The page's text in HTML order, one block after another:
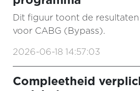
Dit figuur toont de
voor CABG (Bypass).
2026-06-18 14:57:03
Compleetheid